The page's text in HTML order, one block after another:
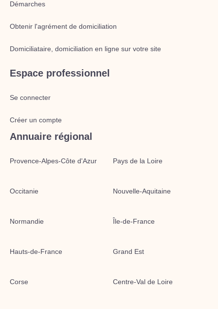
Démarches
Obtenir l'agrément de domiciliation
Domiciliataire, domiciliation en ligne sur votre site
Espace professionnel
Se connecter
Créer un compte
Annuaire régional
Provence-Alpes-Côte d'Azur Pays de la Loire
Occitanie Nouvelle-Aquitaine
Normandie Île-de-France
Hauts-de-France Grand Est
Corse Centre-Val de Loire